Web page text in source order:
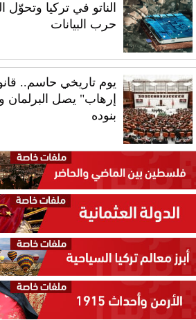
الناتو في تركيا وتحوّل
حرب البيانات
يوم تاريخي حاسم..
إرهاب" يصل البرلمان
بنوده